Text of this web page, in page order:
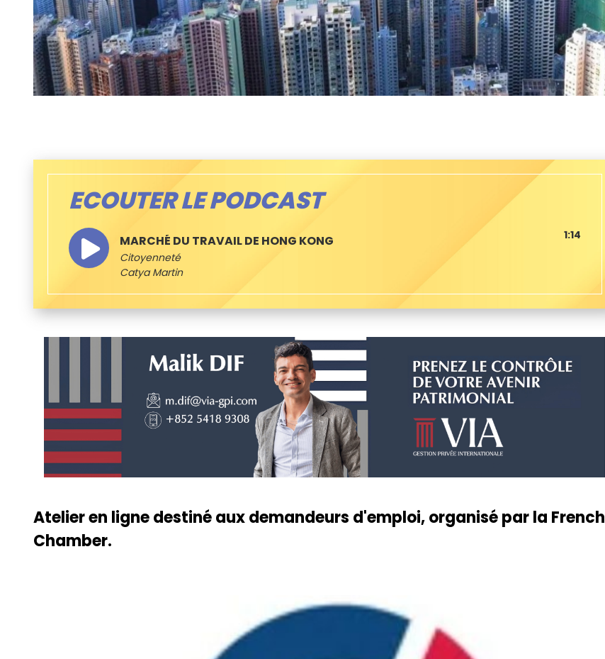
ECOUTER LE PODCAST
MARCHÉ DU TRAVAIL DE HONG KONG
Citoyenneté
Catya Martin
1:14
Atelier en ligne destiné aux demandeurs d'emploi, organisé par la French
Chamber.